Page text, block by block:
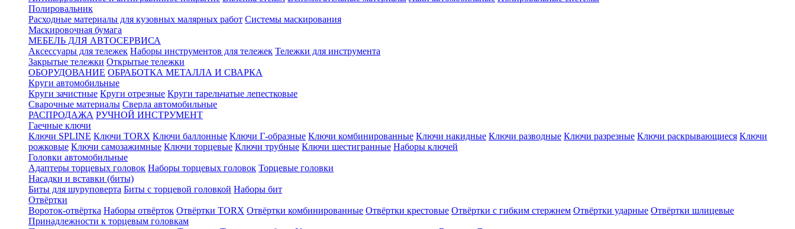
Полировальник
Расходные материалы для кузовных малярных работ Системы маскирования
Маскировочная бумага
МЕБЕЛЬ ДЛЯ АВТОСЕРВИСА
Аксессуары для тележек Наборы инструментов для тележек Тележки для инструмента
Закрытые тележки Открытые тележки
ОБОРУДОВАНИЕ ОБРАБОТКА МЕТАЛЛА И СВАРКА
Круги автомобильные
Круги зачистные Круги отрезные Круги тарельчатые лепестковые
Сварочные материалы Сверла автомобильные
РАСПРОДАЖА РУЧНОЙ ИНСТРУМЕНТ
Гаечные ключи
Ключи SPLINE Ключи TORX Ключи баллонные Ключи Г-образные Ключи комбинированные Ключи накидные Ключи разводные Ключи разрезные Ключи раскрывающиеся Ключи
рожковые Ключи самозажимные Ключи торцевые Ключи трубные Ключи шестигранные Наборы ключей
Головки автомобильные
Адаптеры торцевых головок Наборы торцевых головок Торцевые головки
Насадки и вставки (биты)
Биты для шуруповерта Биты с торцевой головкой Наборы бит
Отвёртки
Вороток-отвёртка Наборы отвёрток Отвёртки TORX Отвёртки комбинированные Отвёртки крестовые Отвёртки с гибким стержнем Отвёртки ударные Отвёртки шлицевые
Принадлежности к торцевым головкам